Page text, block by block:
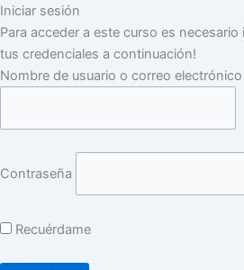
Iniciar sesión
Para acceder a este curso es
tus credenciales a continuación!
Nombre de usuario o correo electrónico
Contraseña
Recuérdame